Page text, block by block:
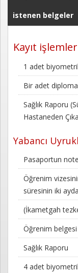
istenen belgeler
Kayıt
1 adet
Bir adet
Sağlık Raporu
Hastaneden
Yabancı
Pasaportun
Öğrenim
süresinin iki
(İkametgah
Öğrenim
Sağlık Raporu
4 adet
Sınav
Kayıt
İletişim